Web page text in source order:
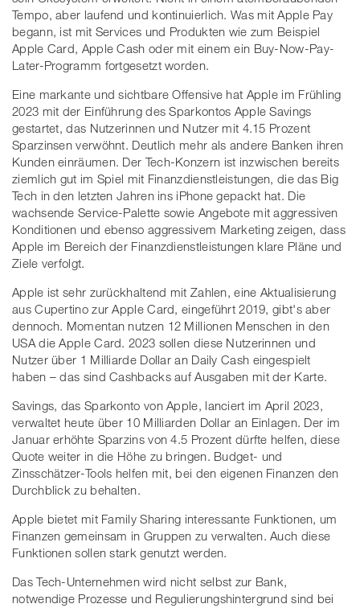
Tempo, aber laufend und kontinuierlich. Was mit Apple Pay
begann, ist mit Services und Produkten wie zum Beispiel
Apple Card, Apple Cash oder mit einem ein Buy-Now-Pay-
Later-Programm fortgesetzt worden.
Eine markante und sichtbare Offensive hat Apple im Frühling
2023 mit der Einführung des Sparkontos Apple Savings
gestartet, das Nutzerinnen und Nutzer mit 4.15 Prozent
Sparzinsen verwöhnt. Deutlich mehr als andere Banken ihren
Kunden einräumen. Der Tech-Konzern ist inzwischen bereits
ziemlich gut im Spiel mit Finanzdienstleistungen, die das Big
Tech in den letzten Jahren ins iPhone gepackt hat. Die
wachsende Service-Palette sowie Angebote mit aggressiven
Konditionen und ebenso aggressivem Marketing zeigen, dass
Apple im Bereich der Finanzdienstleistungen klare Pläne und
Ziele verfolgt.
Apple ist sehr zurückhaltend mit Zahlen, eine Aktualisierung
aus Cupertino zur Apple Card, eingeführt 2019, gibt's aber
dennoch. Momentan nutzen 12 Millionen Menschen in den
USA die Apple Card. 2023 sollen diese Nutzerinnen und
Nutzer über 1 Milliarde Dollar an Daily Cash eingespielt
haben – das sind Cashbacks auf Ausgaben mit der Karte.
Savings, das Sparkonto von Apple, lanciert im April 2023,
verwaltet heute über 10 Milliarden Dollar an Einlagen. Der im
Januar erhöhte Sparzins von 4.5 Prozent dürfte helfen, diese
Quote weiter in die Höhe zu bringen. Budget- und
Zinsschätzer-Tools helfen mit, bei den eigenen Finanzen den
Durchblick zu behalten.
Apple bietet mit Family Sharing interessante Funktionen, um
Finanzen gemeinsam in Gruppen zu verwalten. Auch diese
Funktionen sollen stark genutzt werden.
Das Tech-Unternehmen wird nicht selbst zur Bank,
notwendige Prozesse und Regulierungshintergrund sind bei